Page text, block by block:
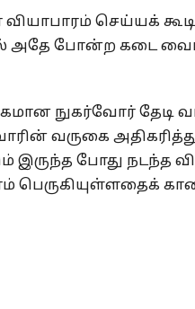
செய்யக்
அதே போன்ற கடை
நுகர்வோர்
வருகை
இருந்த போது
பெருகியுள்ளதைக்